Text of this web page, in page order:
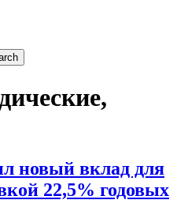
новый вклад для
22,5% годовых